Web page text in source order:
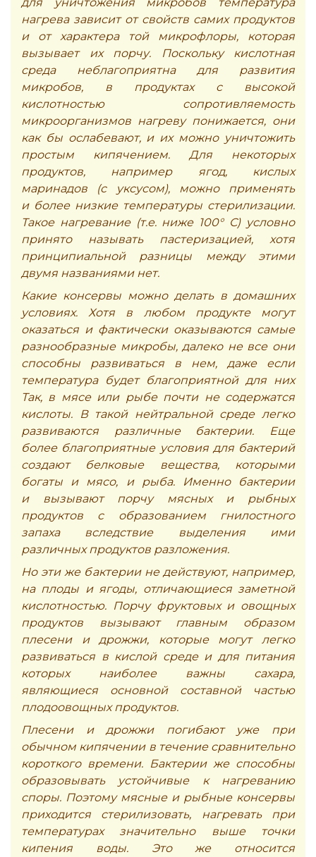
нагрева зависит от свойств самих продуктов
и от характера той микрофлоры, которая
вызывает их порчу. Поскольку кислотная
среда неблагоприятна для развития
микробов, в продуктах с высокой
кислотностью сопротивляемость
микроорганизмов нагреву понижается, они
как бы ослабевают, и их можно уничтожить
простым кипячением. Для некоторых
продуктов, например ягод, кислых
маринадов (с уксусом), можно применять
и более низкие температуры стерилизации.
Такое нагревание (т.е. ниже 100° С) условно
принято называть пастеризацией, хотя
принципиальной разницы между этими
двумя названиями нет.
Какие консервы можно делать в домашних
условиях. Хотя в любом продукте могут
оказаться и фактически оказываются самые
разнообразные микробы, далеко не все они
способны развиваться в нем, даже если
температура будет благоприятной для них
Так, в мясе или рыбе почти не содержатся
кислоты. В такой нейтральной среде легко
развиваются различные бактерии. Еще
более благоприятные условия для бактерий
создают белковые вещества, которыми
богаты и мясо, и рыба. Именно бактерии
и вызывают порчу мясных и рыбных
продуктов с образованием гнилостного
запаха вследствие выделения ими
различных продуктов разложения.
Но эти же бактерии не действуют, например,
на плоды и ягоды, отличающиеся заметной
кислотностью. Порчу фруктовых и овощных
продуктов вызывают главным образом
плесени и дрожжи, которые могут легко
развиваться в кислой среде и для питания
которых наиболее важны сахара,
являющиеся основной составной частью
плодоовощных продуктов.
Плесени и дрожжи погибают уже при
обычном кипячении в течение сравнительно
короткого времени. Бактерии же способны
образовывать устойчивые к нагреванию
споры. Поэтому мясные и рыбные консервы
приходится стерилизовать, нагревать при
температурах значительно выше точки
кипения воды. Это же относится